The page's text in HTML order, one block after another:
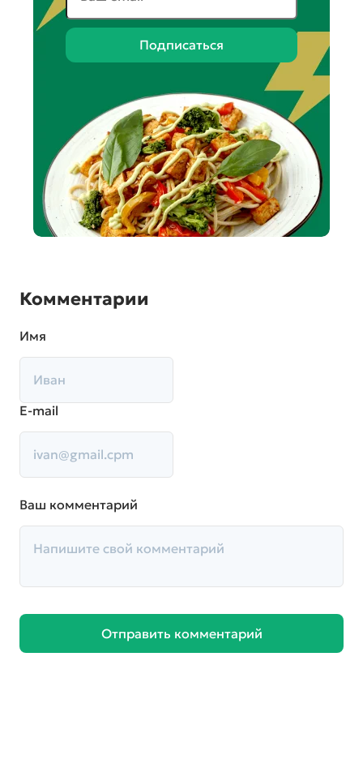
Подписаться
Комментарии
Имя
E-mail
Ваш комментарий
Отправить комментарий